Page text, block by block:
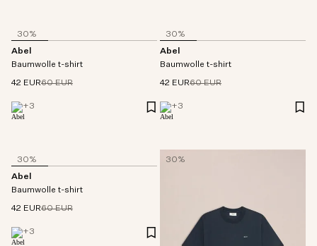
30%
Abel
Baumwolle t-shirt
42 EUR60 EUR
+3
30%
Abel
Baumwolle t-shirt
42 EUR60 EUR
+3
30%
Abel
Baumwolle t-shirt
42 EUR60 EUR
+3
30%